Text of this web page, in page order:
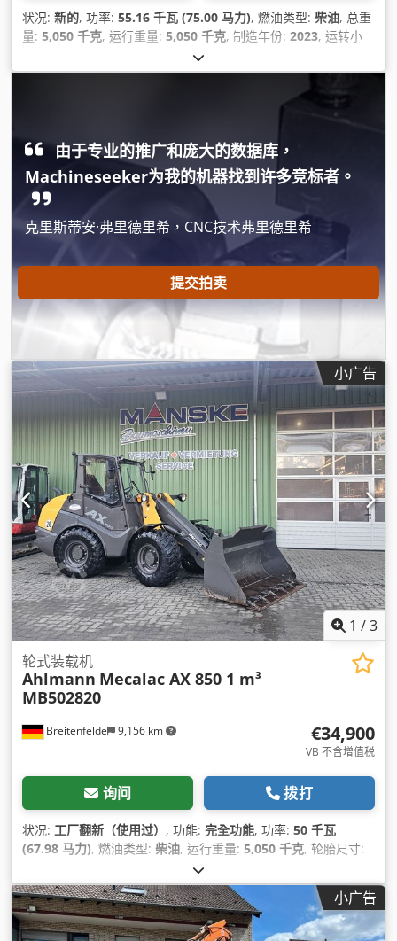
状况: 新的, 功率: 55.16 千瓦 (75.00 马力), 燃油类型: 柴油, 总重
量: 5,050 千克, 运行重量: 5,050 千克, 制造年份: 2023, 运转小
685239865
检查, 全轮驱动, 托盘叉, 标准铲斗, 驾驶室,
由于专业的推广和庞大的数据库，
Machineseeker为我的机器找到许多竞标者。
克里斯蒂安·弗里德里希，CNC技术弗里德里希
提交拍卖
小广告
1 /3
Breitenfelde 9,156 km
轮式装载机
Ahlmann Mecalac AX 850 1 m³
MB502820
€34,900
VB 不含增值税
询问 拨打
状况: 工厂翻新（使用过） , 功能: 完全功能, 功率: 50 千瓦
(67.98 马力), 燃油类型: 柴油, 运行重量: 5,050 千克, 轮胎尺寸:
1 立方米
570 h, 设备:UVV安全检查, 后部拾捡器, 托盘叉, 标准铲斗, 液压,
附加前照灯, 驾驶室, 小广告